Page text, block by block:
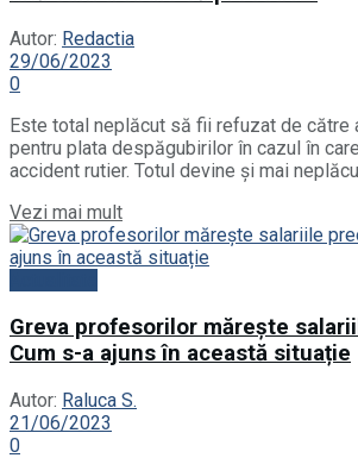
Autor: Redactia
29/06/2023
0
Este total neplăcut să fii refuzat de către
pentru plata despăgubirilor în cazul în
accident rutier. Totul devine și mai
Vezi mai mult
Greva profesorilor măreşte
Cum s-a ajuns în această situație
Autor: Raluca S.
21/06/2023
0